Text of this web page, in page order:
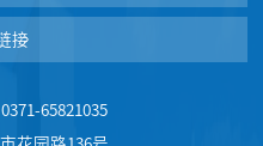
接
65821035